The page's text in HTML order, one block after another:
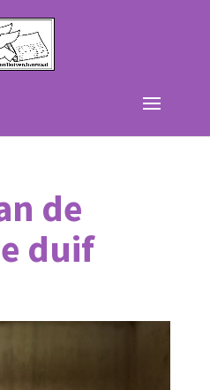
de
duif